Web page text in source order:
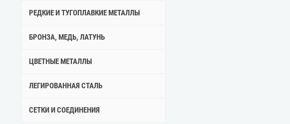
РЕДКИЕ И ТУГОПЛАВКИЕ МЕТАЛЛЫ
БРОНЗА, МЕДЬ, ЛАТУНЬ
ЦВЕТНЫЕ МЕТАЛЛЫ
ЛЕГИРОВАННАЯ СТАЛЬ
СЕТКИ И СОЕДИНЕНИЯ